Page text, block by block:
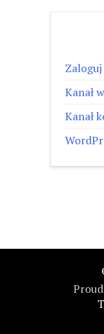
Zaloguj
Kanał
Kanał